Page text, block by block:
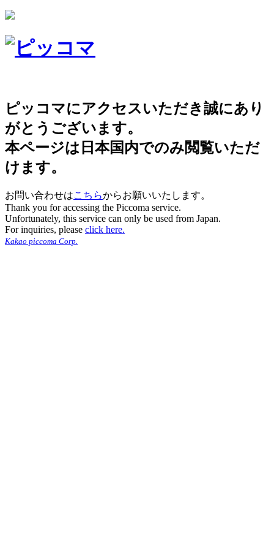
ピッコマにアクセスいただき誠にあり
がとうございます。
本ページは日本国内でのみ閲覧いただ
けます。
お問い合わせはこちらからお願いいたします。
Thank you for accessing the Piccoma service.
Unfortunately, this service can only be used from Japan.
For inquiries, please click here.
Kakao piccoma Corp.